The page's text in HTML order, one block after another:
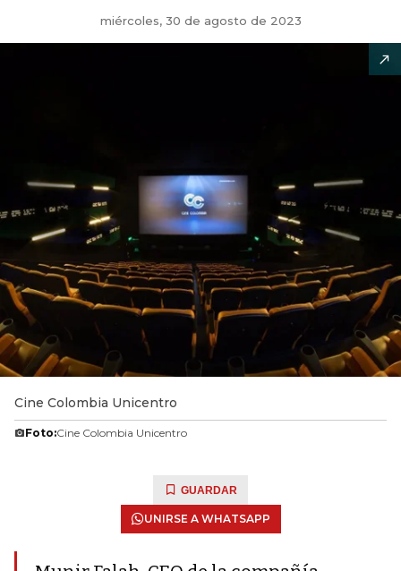
miércoles, 30 de agosto de 2023
Cine Colombia Unicentro
Foto:Cine Colombia Unicentro
GUARDAR
UNIRSE A WHATSAPP